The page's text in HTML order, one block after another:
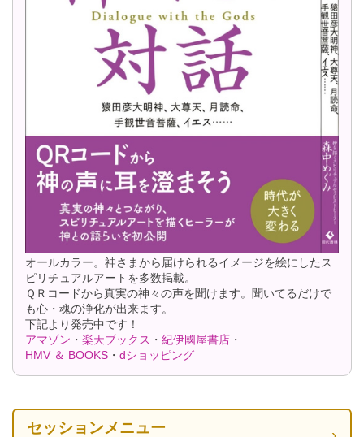
オールカラー。神さまから届けられるイメージを絵にしたス
ピリチュアルアートを多数掲載。
ＱＲコードから真実の神々の声を聞けます。聞いてるだけで
も心・魂の浄化が出来ます。
下記より発売中です！
アマゾン ・ 楽天ブックス ・ 紀伊國屋書店 ・
HMV ＆ BOOKS ・ dショッピング
セッションメニュー